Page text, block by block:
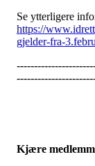
Se ytterligere
https://
gjelder-fra-
Kjære